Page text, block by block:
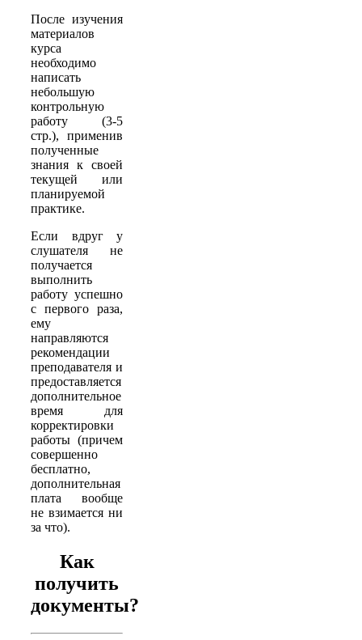
После изучения
материалов
курса
необходимо
написать
небольшую
контрольную
работу (3-5
стр.), применив
полученные
знания к своей
текущей или
планируемой
практике.
Если вдруг у
слушателя не
получается
выполнить
работу успешно
с первого раза,
ему
направляются
рекомендации
преподавателя и
предоставляется
дополнительное
время для
корректировки
работы (причем
совершенно
бесплатно,
дополнительная
плата вообще
не взимается ни
за что).
Как
получить
документы?